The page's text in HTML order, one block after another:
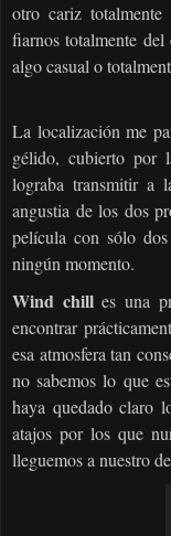
otro cariz totalmente
fiarnos totalmente
algo casual o
La localización me
gélido, cubierto por
lograba transmitir a
angustia de los dos
película con sólo
ningún momento.
Wind chilles una
encontrar
esa atmosfera tan
no sabemos lo que
haya quedado claro
atajos por los que
lleguemos a nuestro